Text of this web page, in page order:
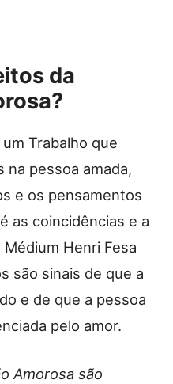
da
Trabalho que
pessoa amada,
e os pensamentos
as coincidências e a
Henri Fesa
são sinais de que a
e de que a pessoa
pelo amor.
Amorosa são